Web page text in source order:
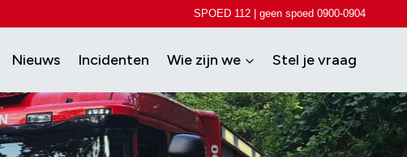
SPOED 112 | geen spoed 0900-0904
Nieuws Incidenten Wie zijn we Stel je vraag